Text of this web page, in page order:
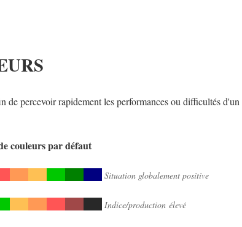
de percevoir rapidement les performances ou difficultés d'un
couleurs par défaut
Situation globalement positive
Indice/production élevé